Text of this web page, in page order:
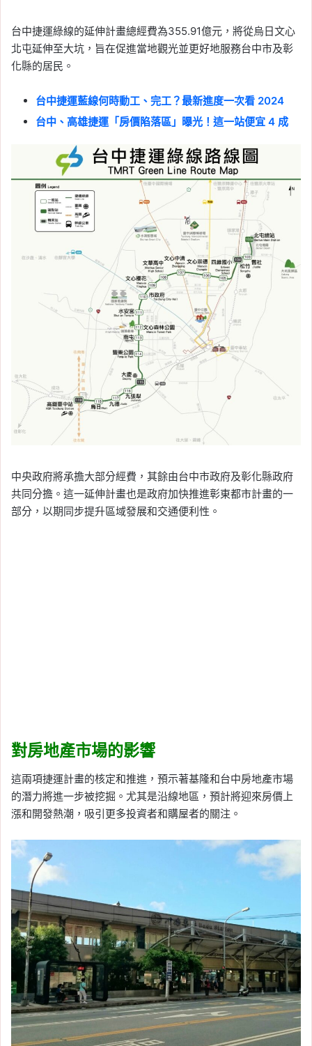
台中捷運綠線的延伸計畫總經費為355.91億元，將從烏日文心
北屯延伸至大坑，旨在促進當地觀光並更好地服務台中市及彰
化縣的居民。
台中捷運藍線何時動工、完工？最新進度一次看 2024
台中、高雄捷運「房價陷落區」曝光！這一站便宜 4 成
中央政府將承擔大部分經費，其餘由台中市政府及彰化縣政府
共同分擔。這一延伸計畫也是政府加快推進彰東都市計畫的一
部分，以期同步提升區域發展和交通便利性。
對房地產市場的影響
這兩項捷運計畫的核定和推進，預示著基隆和台中房地產市場
的潛力將進一步被挖掘。尤其是沿線地區，預計將迎來房價上
漲和開發熱潮，吸引更多投資者和購屋者的關注。